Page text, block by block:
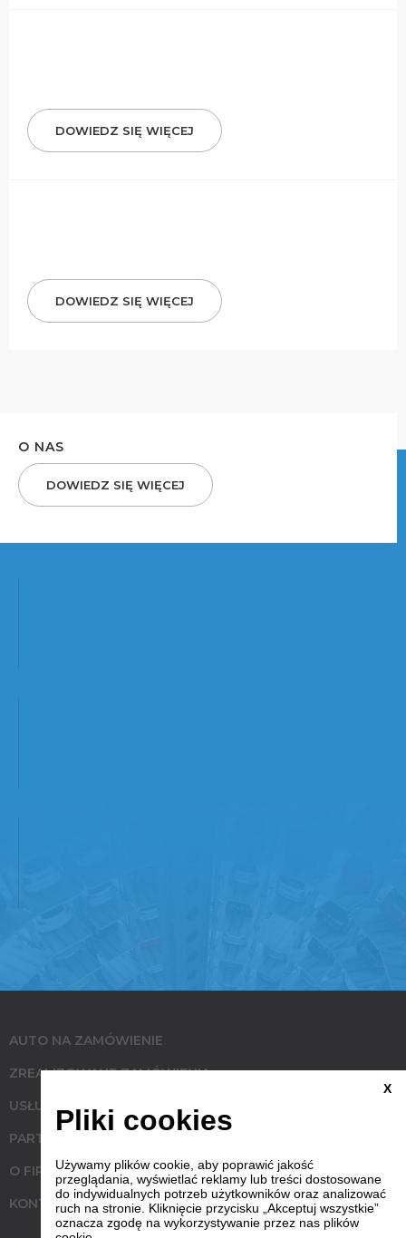
DOWIEDZ SIĘ WIĘCEJ
DOWIEDZ SIĘ WIĘCEJ
O NAS
DOWIEDZ SIĘ WIĘCEJ
AUTO NA ZAMÓWIENIE
ZREALIZOWANE ZAMÓWIENIA
USŁUGI
PARTNERZY
O FIRMIE
KONTAKT
X
Pliki cookies
Używamy plików cookie, aby poprawić jakość
przeglądania, wyświetlać reklamy lub treści dostosowane
do indywidualnych potrzeb użytkowników oraz analizować
ruch na stronie. Kliknięcie przycisku „Akceptuj wszystkie”
oznacza zgodę na wykorzystywanie przez nas plików